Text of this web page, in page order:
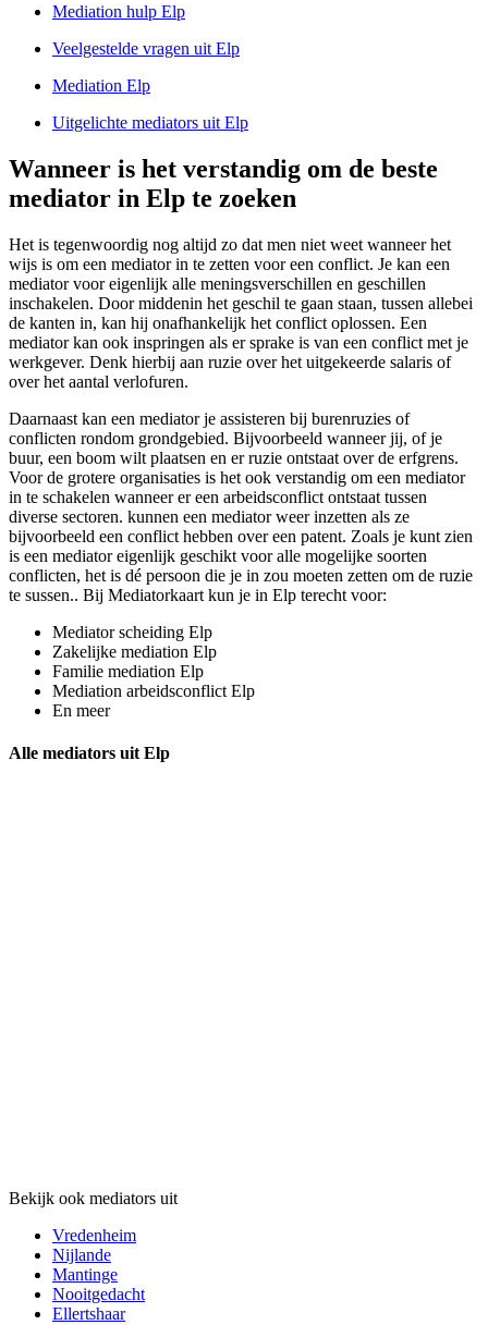
Mediation hulp Elp
Veelgestelde vragen uit Elp
Mediation Elp
Uitgelichte mediators uit Elp
Wanneer is het verstandig om de beste
mediator in Elp te zoeken
Het is tegenwoordig nog altijd zo dat men niet weet wanneer het
wijs is om een mediator in te zetten voor een conflict. Je kan een
mediator voor eigenlijk alle meningsverschillen en geschillen
inschakelen. Door middenin het geschil te gaan staan, tussen allebei
de kanten in, kan hij onafhankelijk het conflict oplossen. Een
mediator kan ook inspringen als er sprake is van een conflict met je
werkgever. Denk hierbij aan ruzie over het uitgekeerde salaris of
over het aantal verlofuren.
Daarnaast kan een mediator je assisteren bij burenruzies of
conflicten rondom grondgebied. Bijvoorbeeld wanneer jij, of je
buur, een boom wilt plaatsen en er ruzie ontstaat over de erfgrens.
Voor de grotere organisaties is het ook verstandig om een mediator
in te schakelen wanneer er een arbeidsconflict ontstaat tussen
diverse sectoren. kunnen een mediator weer inzetten als ze
bijvoorbeeld een conflict hebben over een patent. Zoals je kunt zien
is een mediator eigenlijk geschikt voor alle mogelijke soorten
conflicten, het is dé persoon die je in zou moeten zetten om de ruzie
te sussen.. Bij Mediatorkaart kun je in Elp terecht voor:
Mediator scheiding Elp
Zakelijke mediation Elp
Familie mediation Elp
Mediation arbeidsconflict Elp
En meer
Alle mediators uit Elp
Bekijk ook mediators uit
Vredenheim
Nijlande
Mantinge
Nooitgedacht
Ellertshaar